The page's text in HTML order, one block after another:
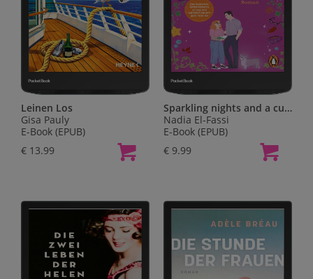
Leinen Los
Gisa Pauly
E-Book (EPUB)
€ 13.99
Sparkling nights and a cup of love
Nadia El-Fassi
E-Book (EPUB)
€ 9.99